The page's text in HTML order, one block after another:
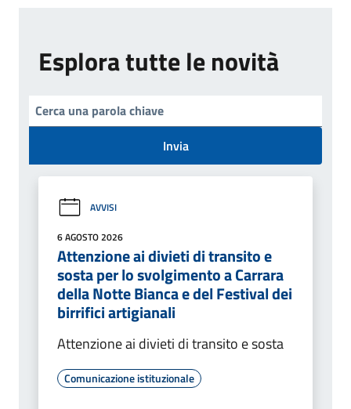
Esplora tutte le novità
Invia
AVVISI
6 AGOSTO 2026
Attenzione ai divieti di transito e
sosta per lo svolgimento a Carrara
della Notte Bianca e del Festival dei
birrifici artigianali
Attenzione ai divieti di transito e sosta
Comunicazione istituzionale